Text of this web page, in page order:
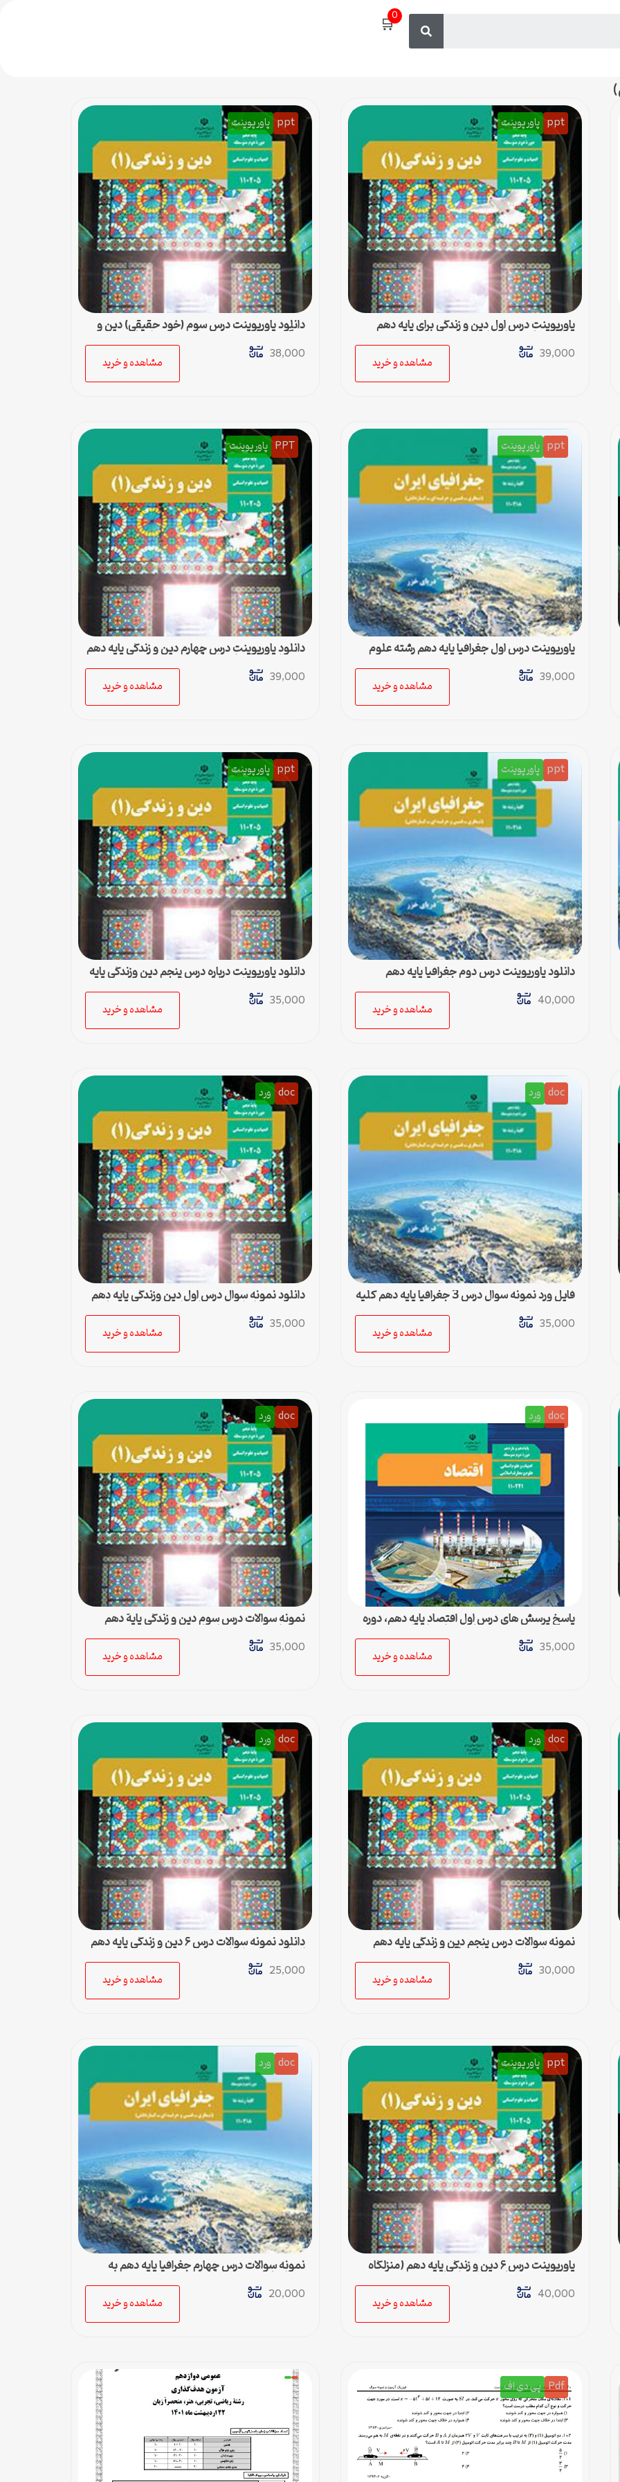
🛒0
ppt پاورپوینت
پاورپوینت درس اول دین و زندگی برای پایه دهم
رشته ادبیات و علوم انسانی
39,000
مشاهده و خرید
ppt پاورپوینت
دانلود پاورپوینت درس سوم (خود حقیقی) دین و
زندگی پایه دهم رشته ادبیات و علوم انسانی
38,000
مشاهده و خرید
ppt پاورپوینت
پاورپوینت درس اول جغرافیا پایه دهم رشته علوم
انسانی
39,000
مشاهده و خرید
PPT پاورپوینت
دانلود پاورپوینت درس چهارم دین و زندگی پایه دهم
رشته ادبیات و علوم انسانی
39,000
مشاهده و خرید
ppt پاورپوینت
دانلود پاورپوینت درس دوم جغرافیا پایه دهم
متوسطه مناسب کلیه رشته‌ها
40,000
مشاهده و خرید
ppt پاورپوینت
دانلود پاورپوینت درباره درس پنجم دین وزندگی پایه
دهم رشته ادبیات و علوم انسانی
35,000
مشاهده و خرید
doc ورد
فایل ورد نمونه سوال درس 3 جغرافیا پایه دهم کلیه
رشته ها + پاسخ
35,000
مشاهده و خرید
doc ورد
دانلود نمونه سوال درس اول دین وزندگی پایه دهم
دوم متوسطه ادبیات و علوم انسانی به همراه پاسخ
35,000
مشاهده و خرید
doc ورد
پاسخ پرسش های درس اول اقتصاد پایه دهم، دوره
دوم متوسطه رشته ادبیات و علوم انسانی
35,000
مشاهده و خرید
doc ورد
نمونه سوالات درس سوم دین و زندگی پایۀ دهم
رشته ادبیات و علوم انسانی + پاسخ
35,000
مشاهده و خرید
doc ورد
نمونه سوالات درس پنجم دین و زندگی پایه دهم
رشته علوم انسانی + پاسخ (فایل ورد)
30,000
مشاهده و خرید
doc ورد
دانلود نمونه سوالات درس ۶ دین و زندگی پایه دهم
انسانی به همراه پاسخ تشریحی
25,000
مشاهده و خرید
ppt پاورپوینت
پاورپوینت درس ۶ دین و زندگی پایه دهم (منزلگاه
بعد) – رشته ادبیات و علوم انسانی
40,000
مشاهده و خرید
doc ورد
نمونه سوالات درس چهارم جغرافیا پایه دهم به
همراه پاسخ
20,000
مشاهده و خرید
Pdf پی دی اف